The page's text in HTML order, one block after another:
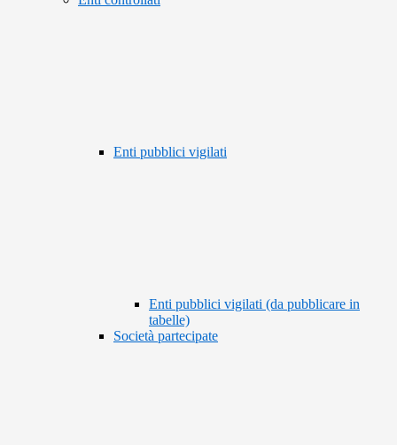
Enti pubblici vigilati
Enti pubblici vigilati (da pubblicare in
tabelle)
Società partecipate